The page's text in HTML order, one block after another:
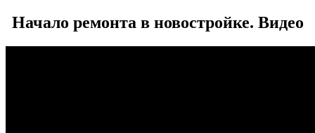
Начало ремонта в новостройке. Видео